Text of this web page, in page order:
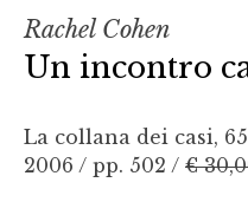
Rachel Cohen
Un incontro
La collana dei casi, 65
2006 / pp. 502 / €